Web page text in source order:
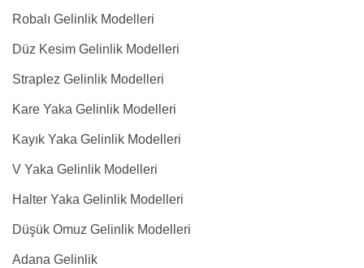
Robalı Gelinlik Modelleri
Düz Kesim Gelinlik Modelleri
Straplez Gelinlik Modelleri
Kare Yaka Gelinlik Modelleri
Kayık Yaka Gelinlik Modelleri
V Yaka Gelinlik Modelleri
Halter Yaka Gelinlik Modelleri
Düşük Omuz Gelinlik Modelleri
Adana Gelinlik